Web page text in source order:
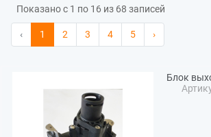
Показано с 1 по 16 из 68 записей
‹ 1 2 3 4 5 ›
Блок